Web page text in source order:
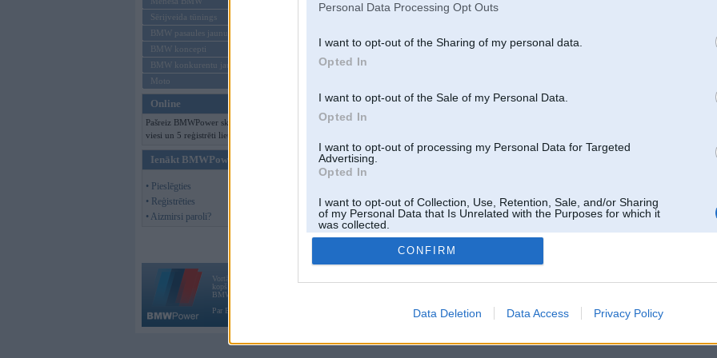
Personal Data Processing Opt Outs
I want to opt-out of the Sharing of my personal data.
Opted In
I want to opt-out of the Sale of my Personal Data.
Opted In
I want to opt-out of processing my Personal Data for Targeted
Advertising.
Opted In
I want to opt-out of Collection, Use, Retention, Sale, and/or Sharing
of my Personal Data that Is Unrelated with the Purposes for which it
was collected.
Opted Out
CONFIRM
Data Deletion Data Access Privacy Policy
Sērijveida tūnings
BMW pasaules jaunumi
BMW koncepti
BMW konkurentu jaunumi
Moto
Online
Pašreiz BMWPower skatās 158
viesi un 5 reģistrēti lietotāji.
Ienākt BMWPower
• Pieslēgties
• Reģistrēties
• Aizmirsi paroli?
Vortāls BMWPower.lv darbojas
kopš 2002. gada 14. maija. Tas nav auto klubs un nav saistīts ar
BMW AG.
Par BMWPower